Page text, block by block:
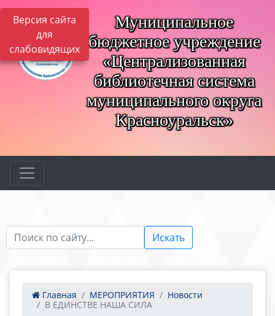
Версия сайта
для
слабовидящих
Муниципальное
бюджетное учреждение
«Централизованная
библиотечная система
муниципального округа
Красноуральск»
Искать
Главная МЕРОПРИЯТИЯ
Новости
В ЕДИНСТВЕ НАША СИЛА